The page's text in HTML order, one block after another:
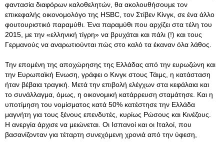
φαντασία διαφόρων καλοθελητών, θα ακολουθήσουμε τον
επικεφαλής οικονομολόγο της HSBC, τον Στίβεν Κίνγκ, σε ένα άλλο
φουτουριστικό παραμύθι. Ένα παραμύθι που αρχίζει στα τέλη του
2015, με την «ελληνική τίγρη» να βρυχάται και πάλι (!) και τους
Γερμανούς να αναρωτιούνται πώς στο καλό τα έκαναν όλα λάθος.
Την επομένη της αποχώρησης της Ελλάδας από την ευρωζώνη και
την Ευρωπαϊκή Ενωση, γράφει ο Κινγκ στους Τάιμς, η κατάσταση
ήταν βέβαια τραγική. Μετά την επιβολή ελέγχων στα κεφάλαια και
το συνάλλαγμα, όμως, η οικονομική κατάρρευση σταμάτησε. Και η
υποτίμηση του νομίσματος κατά 50% κατέστησε την Ελλάδα
μαγνήτη για τους ξένους επενδυτές, κυρίως Ρώσους και Κινέζους.
Η ανεργία άρχισε να μειώνεται. Οι Ισπανοί και οι Ιταλοί, που
βασανίζονταν για τέταρτη συνεχόμενη χρονιά από την ύφεση,